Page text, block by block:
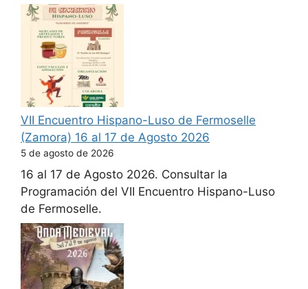
VII Encuentro Hispano-Luso de Fermoselle
(Zamora) 16 al 17 de Agosto 2026
5 de agosto de 2026
16 al 17 de Agosto 2026. Consultar la
Programación del VII Encuentro Hispano-Luso
de Fermoselle.